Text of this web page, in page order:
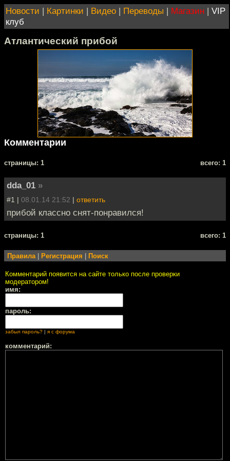
Новости | Картинки | Видео | Переводы | Магазин | VIP
клуб
Атлантический прибой
Комментарии
cтраницы: 1 всего: 1
dda_01 »
#1 | 08.01.14 21:52 | ответить
прибой классно снят-понравился!
cтраницы: 1 всего: 1
Правила Регистрация Поиск
Комментарий появится на сайте только после проверки
модератором!
имя:
пароль:
забыл пароль? | я с форума
комментарий: